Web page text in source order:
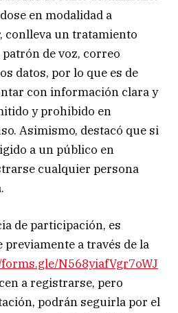
en modalidad a
conlleva un tratamiento
de voz, correo
datos, por lo que es de
con información clara y
y prohibido en
Asimismo, destacó que si
a un público en
cualquier persona
de participación, es
a través de la
N568yiafVgr7oWJ
a registrarse, pero
podrán seguirla por el